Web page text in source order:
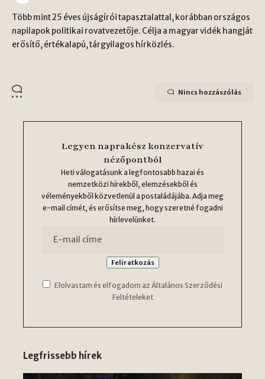
Több mint 25 éves újságírói tapasztalattal, korábban országos
napilapok politikai rovatvezetője. Célja a magyar vidék hangját
erősítő, értékalapú, tárgyilagos hírközlés.
Nincs hozzászólás
Legyen naprakész konzervatív
nézőpontból
Heti válogatásunk a legfontosabb hazai és
nemzetközi hírekből, elemzésekből és
véleményekből közvetlenül a postaládájába. Adja meg
e-mail címét, és erősítse meg, hogy szeretné fogadni
hírlevelünket.
Elolvastam és elfogadom az Általános Szerződési
Feltételeket
Legfrissebb hírek